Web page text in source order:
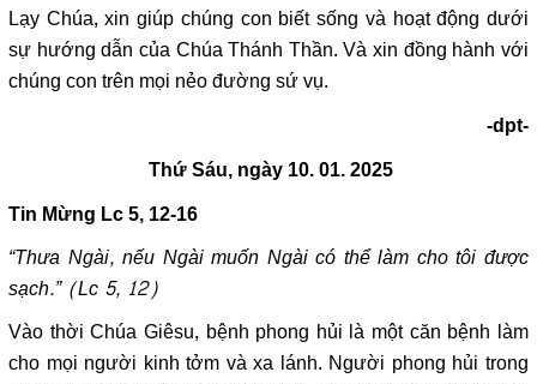
Lạy Chúa, xin giúp chúng con biết sống và hoạt động dưới
sự hướng dẫn của Chúa Thánh Thần. Và xin đồng hành với
chúng con trên mọi nẻo đường sứ vụ.
-dpt-
Thứ Sáu, ngày 10. 01. 2025
Tin Mừng Lc 5, 12-16
“Thưa Ngài, nếu Ngài muốn Ngài có thể làm cho tôi được
sạch.” (Lc 5, 12)
Vào thời Chúa Giêsu, bệnh phong hủi là một căn bệnh làm
cho mọi người kinh tởm và xa lánh. Người phong hủi trong